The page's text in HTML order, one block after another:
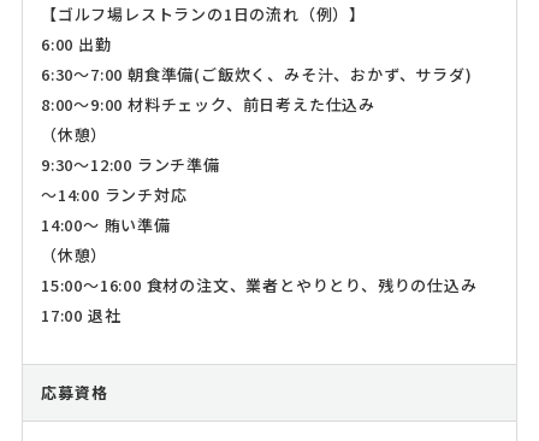
【ゴルフ場レストランの1日の流れ（例）】
6:00 出勤
6:30～7:00 朝食準備(ご飯炊く、みそ汁、おかず、サラダ)
8:00～9:00 材料チェック、前日考えた仕込み
（休憩）
9:30～12:00 ランチ準備
～14:00 ランチ対応
14:00～ 賄い準備
（休憩）
15:00～16:00 食材の注文、業者とやりとり、残りの仕込み
17:00 退社
応募資格